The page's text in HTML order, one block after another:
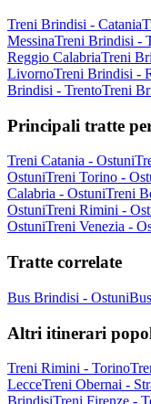
Treni Brindisi - Catania
MessinaTreni Brindisi -
Reggio CalabriaTreni
LivornoTreni Brindisi -
Brindisi - TrentoTreni
Principali tratte
Treni Catania - Ostuni
OstuniTreni Torino -
Calabria - OstuniTreni
OstuniTreni Rimini -
OstuniTreni Venezia -
Tratte correlate
Bus Brindisi - Ostuni
Altri itinerari
Treni Rimini - Torino
LecceTreni Obernai -